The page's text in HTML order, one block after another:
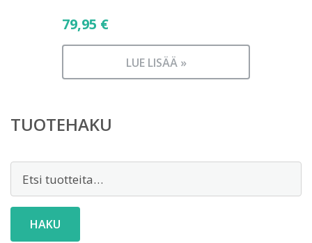
79,95 €
LUE LISÄÄ »
TUOTEHAKU
HAKU